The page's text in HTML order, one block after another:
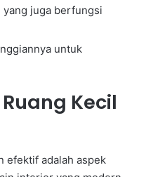
yang juga berfungsi
untuk
Kecil
efektif adalah aspek